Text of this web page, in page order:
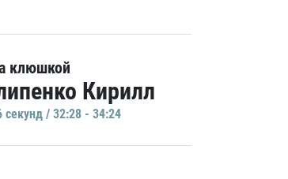
клюшкой
Кирилл
секунд / 32:28 - 34:24